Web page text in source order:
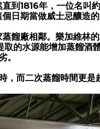
到1816年，一位名叫
日期當做威士忌釀造的
餾廠相鄰。樂加維林
的水源能增加蒸餾酒
。
而二次蒸餾時間更是